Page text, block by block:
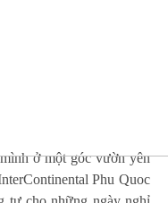
ở một góc vườn yên
Phu Quoc